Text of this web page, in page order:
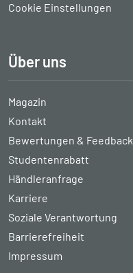
Cookie Einstellungen
Über uns
Magazin
Kontakt
Bewertungen & Feedback
Studentenrabatt
Händleranfrage
Karriere
Soziale Verantwortung
Barrierefreiheit
Impressum